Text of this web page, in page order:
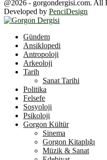
@2026 - gorgondergisi.com. All
Developed by PenciDesign
Gündem
Ansiklopedi
Antropoloji
Arkeoloji
Tarih
Sanat Tarihi
Politika
Felsefe
Sosyoloji
Psikoloji
Gorgon Kültür
Sinema
Gorgon Kitaplığı
Müzik & Sanat